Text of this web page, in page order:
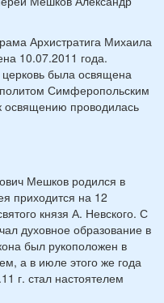
Архистратига Михаила
10.07.2011 года.
была освящена
Симферопольским
освящению проводилась
Мешков родился в
приходится на 12
князя А. Невского. С
духовное образование в
был рукоположен в
а в июле этого же года
г. стал настоятелем